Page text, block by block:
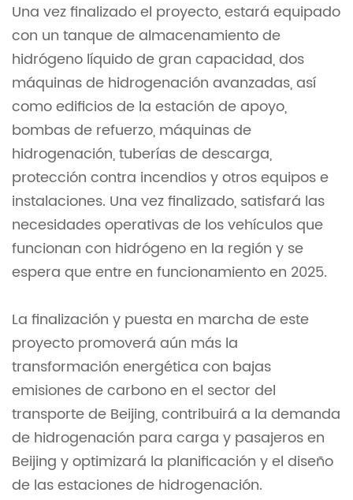
Una vez finalizado el proyecto, estará equipado
con un tanque de almacenamiento de
hidrógeno líquido de gran capacidad, dos
máquinas de hidrogenación avanzadas, así
como edificios de la estación de apoyo,
bombas de refuerzo, máquinas de
hidrogenación, tuberías de descarga,
protección contra incendios y otros equipos e
instalaciones. Una vez finalizado, satisfará las
necesidades operativas de los vehículos que
funcionan con hidrógeno en la región y se
espera que entre en funcionamiento en 2025.
La finalización y puesta en marcha de este
proyecto promoverá aún más la
transformación energética con bajas
emisiones de carbono en el sector del
transporte de Beijing, contribuirá a la demanda
de hidrogenación para carga y pasajeros en
Beijing y optimizará la planificación y el diseño
de las estaciones de hidrogenación.